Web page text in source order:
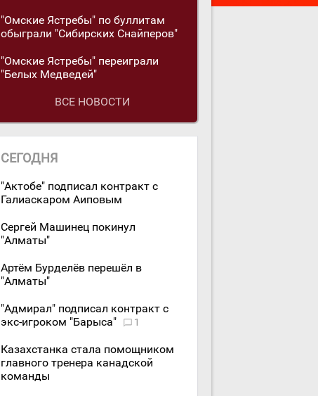
"Омские Ястребы" по буллитам
обыграли "Сибирских Снайперов"
"Омские Ястребы" переиграли
"Белых Медведей"
ВСЕ НОВОСТИ
СЕГОДНЯ
"Актобе" подписал контракт с
Галиаскаром Аиповым
Сергей Машинец покинул
"Алматы"
Артём Бурделёв перешёл в
"Алматы"
"Адмирал" подписал контракт с
экс-игроком "Барыса"
1
Казахстанка стала помощником
главного тренера канадской
команды